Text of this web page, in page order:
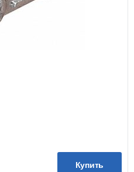
Купить